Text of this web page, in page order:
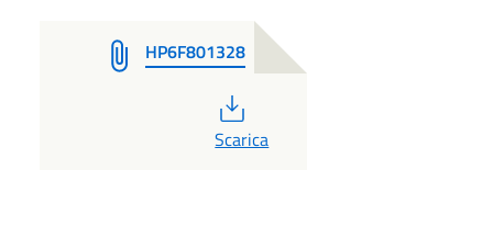
HP6F801328
PDF
Scarica